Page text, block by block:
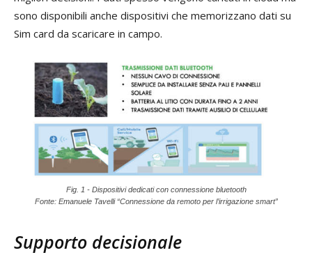
sono disponibili anche dispositivi che memorizzano dati su
Sim card da scaricare in campo.
Fig. 1 - Dispositivi dedicati con connessione bluetooth
Fonte: Emanuele Tavelli “Connessione da remoto per l’irrigazione smart”
Supporto decisionale